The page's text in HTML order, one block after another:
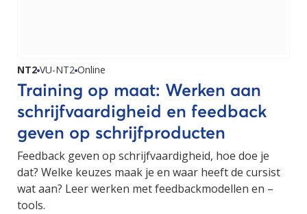
NT2 VU-NT2 Online
Training op maat: Werken aan
schrijfvaardigheid en feedback
geven op schrijfproducten
Feedback geven op schrijfvaardigheid, hoe doe je
dat? Welke keuzes maak je en waar heeft de cursist
wat aan? Leer werken met feedbackmodellen en –
tools.